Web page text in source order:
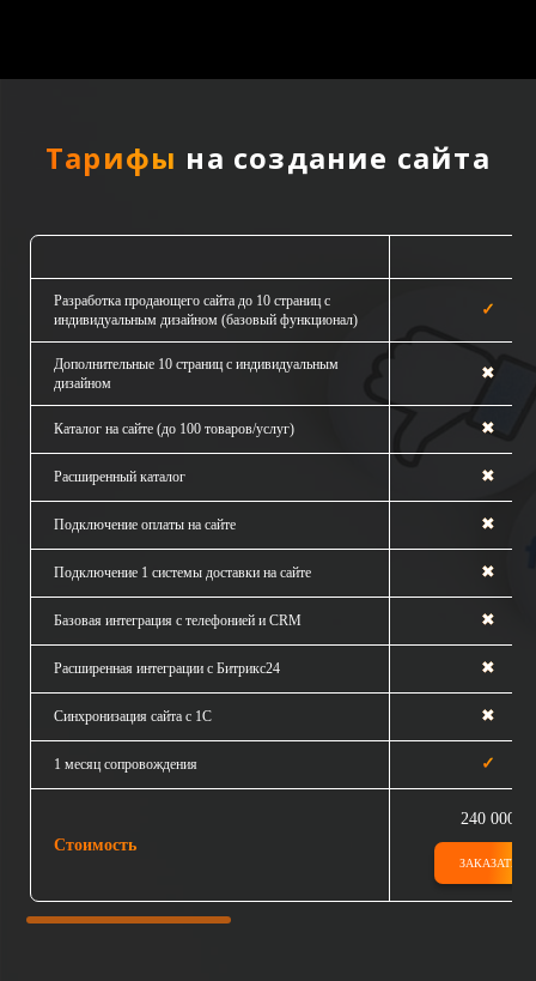
Тарифы на создание сайта
Разработка продающего сайта до 10 страниц с
индивидуальным дизайном (базовый функционал)
✓
Дополнительные 10 страниц с индивидуальным
дизайном
✖
Каталог на сайте (до 100 товаров/услуг) ✖
Расширенный каталог ✖
Подключение оплаты на сайте ✖
Подключение 1 системы доставки на сайте ✖
Базовая интеграция с телефонией и CRM ✖
Расширенная интеграции с Битрикс24 ✖
Синхронизация сайта с 1С ✖
1 месяц сопровождения ✓
Стоимость
240 000
ЗАКАЗАТЬ